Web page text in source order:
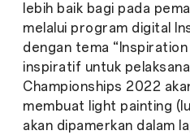
lebih baik bagi pada
melalui program digital
dengan tema
inspiratif untuk
Championships 2022
membuat light painting
akan dipamerkan dalam